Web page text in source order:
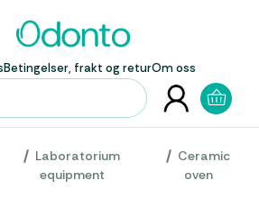
Betingelser, frakt og returOm oss
Laboratorium
equipment
Ceramic
oven